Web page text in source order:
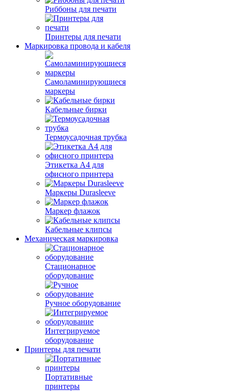
Риббоны для печати
Принтеры для печати
Маркировка провода и кабеля
Самоламинирующиеся
маркеры
Кабельные бирки
Термоусадочная трубка
Этикетка А4 для
офисного принтера
Маркеры Durasleeve
Маркер флажок
Кабельные клипсы
Механическая маркировка
Стационарное
оборудование
Ручное оборудование
Интегрируемое
оборудование
Принтеры для печати
Портативные
принтеры